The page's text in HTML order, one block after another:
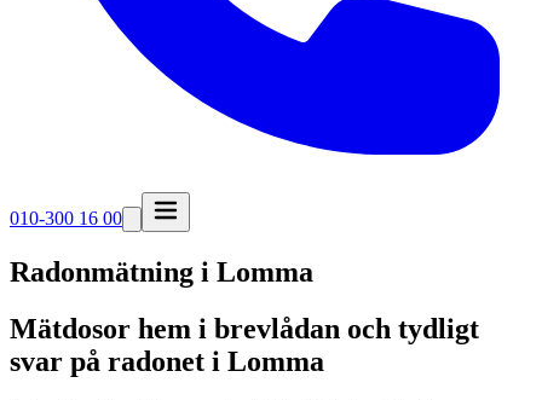
010-300 16 00
Radonmätning i Lomma
Mätdosor hem i brevlådan och tydligt
svar på radonet i Lomma